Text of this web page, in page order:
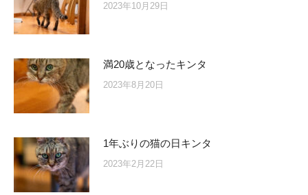
2023年10月29日
満20歳となったキンタ
2023年8月20日
1年ぶりの猫の日キンタ
2023年2月22日